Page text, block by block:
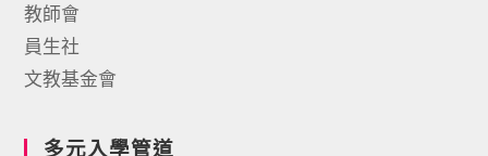
教師會
員生社
文教基金會
多元入學管道